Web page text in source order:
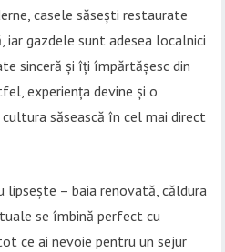
casele săsești restaurate
gazdele sunt adesea localnici
sinceră și îți împărtășesc din
experiența devine și o
săsească în cel mai direct
– baia renovată, căldura
se îmbină perfect cu
ce ai nevoie pentru un sejur